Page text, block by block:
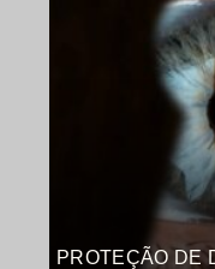
PROTEÇÃO DE